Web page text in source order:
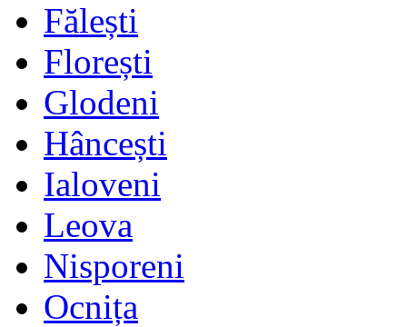
Fălești
Florești
Glodeni
Hâncești
Ialoveni
Leova
Nisporeni
Ocnița